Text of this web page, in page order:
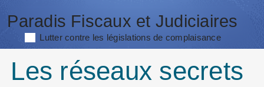
Paradis Fiscaux et Judiciaires
Lutter contre les législations de complaisance
Les réseaux secrets